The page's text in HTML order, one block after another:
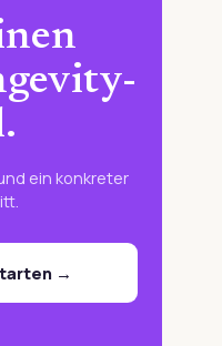
ein konkreter
→